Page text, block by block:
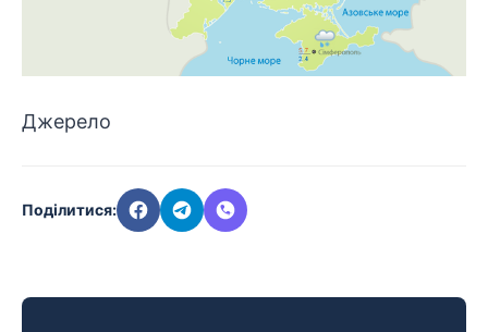
Джерело
Поділитися: